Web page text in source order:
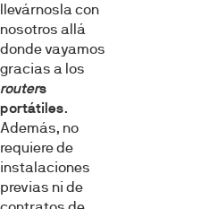
llevárnosla con
nosotros allá
donde vayamos
gracias a los
routers
portátiles.
Además, no
requiere de
instalaciones
previas ni de